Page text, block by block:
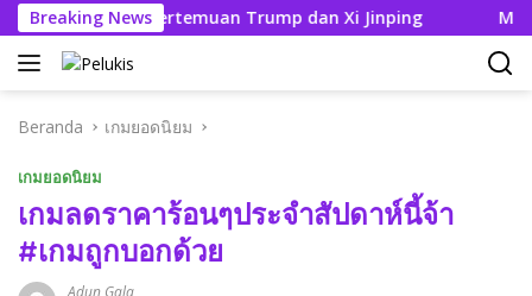
Langsung
ke
konten
Breaking News
Jelang Pertemuan Trump dan Xi Jinping
Beranda เกมยอดนิยม
เกมยอดนิยม
เกมลดราคาร้อนๆประจำสัปดาห์นี้จ้า
#เกมถูกบอกด้วย
Adun Gala